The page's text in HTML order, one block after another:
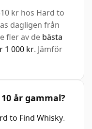
kr hos Hard to
dagligen från
fler av de bästa
1 000 kr. Jämför
år gammal?
to Find Whisky.